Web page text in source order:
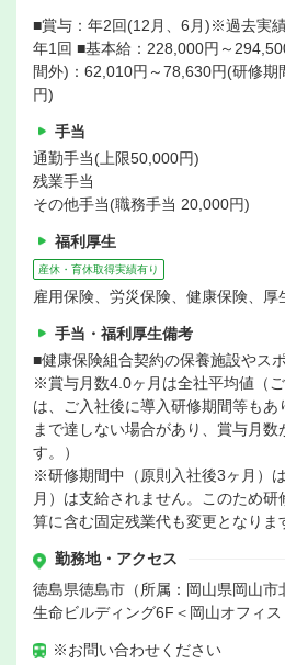
■賞与：年2回(12月、6月)※過去実
年1回 ■基本給：228,000円～
間外)：62,010円～78,630円(研修
円)
手当
通勤手当(上限50,000円)
残業手当
その他手当(職務手当 20,000円)
福利厚生
産休・育休取得実績有り
雇用保険、労災保険、健康保険、厚
手当・福利厚生備考
■健康保険組合契約の保養施設やス
※賞与月数4.0ヶ月は全社平均値（
は、ご入社後に導入研修期間等も
まで達しない場合があり、賞与月数
す。）
※研修期間中（原則入社後3ヶ月）
月）は支給されません。このため
算に含む固定残業代も変更となりま
勤務地・アクセス
徳島県徳島市（所属：岡山県岡山
生命ビルディング6F＜岡山オフィス
※お問い合わせください